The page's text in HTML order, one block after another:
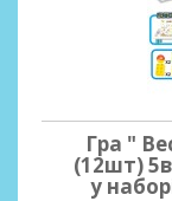
Гра "
(12шт)
у